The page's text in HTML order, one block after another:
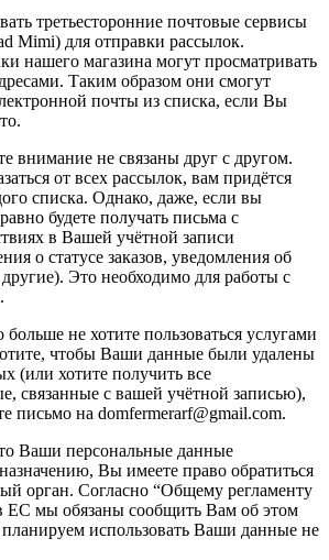
третьесторонние почтовые сервисы
Mimi) для отправки рассылок.
нашего магазина могут просматривать
Таким образом они смогут
почты из списка, если Вы
внимание не связаны друг с другом.
от всех рассылок, вам придётся
списка. Однако, даже, если вы
будете получать письма с
в Вашей учётной записи
о статусе заказов, уведомления об
Это необходимо для работы с
не хотите пользоваться услугами
чтобы Ваши данные были удалены
(или хотите получить все
связанные с вашей учётной записью),
письмо на domfermerarf@gmail.com.
Ваши персональные данные
Вы имеете право обратиться
орган. Согласно “Общему регламенту
ЕС мы обязаны сообщить Вам об этом
использовать Ваши данные не